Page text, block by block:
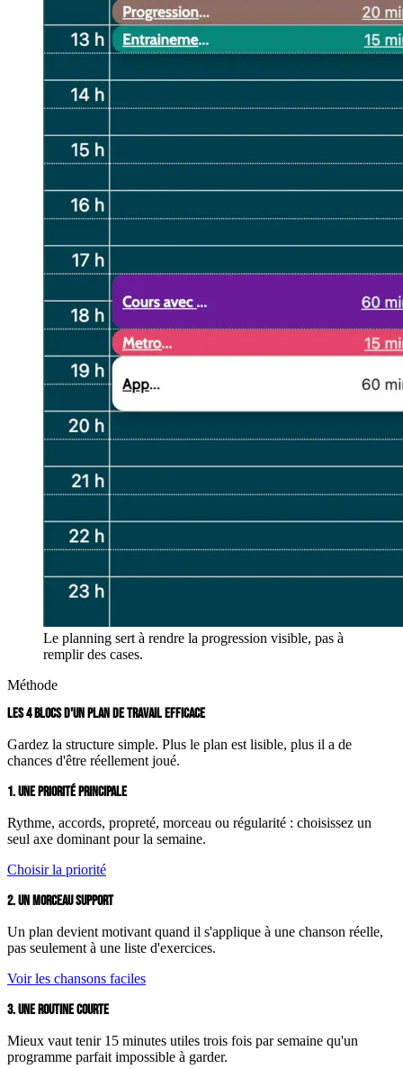
Le planning sert à rendre la progression visible, pas à
remplir des cases.
Méthode
LES 4 BLOCS D'UN PLAN DE TRAVAIL EFFICACE
Gardez la structure simple. Plus le plan est lisible, plus il a de
chances d'être réellement joué.
1. UNE PRIORITÉ PRINCIPALE
Rythme, accords, propreté, morceau ou régularité : choisissez un
seul axe dominant pour la semaine.
Choisir la priorité
2. UN MORCEAU SUPPORT
Un plan devient motivant quand il s'applique à une chanson réelle,
pas seulement à une liste d'exercices.
Voir les chansons faciles
3. UNE ROUTINE COURTE
Mieux vaut tenir 15 minutes utiles trois fois par semaine qu'un
programme parfait impossible à garder.